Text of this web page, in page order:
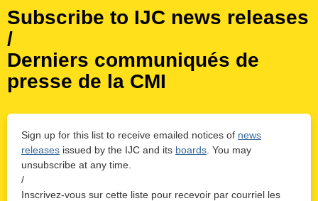
Subscribe to IJC news releases
/
Derniers communiqués de
presse de la CMI
Sign up for this list to receive emailed notices of news
releases issued by the IJC and its boards . You may
unsubscribe at any time.
/
Inscrivez-vous sur cette liste pour recevoir par courriel les